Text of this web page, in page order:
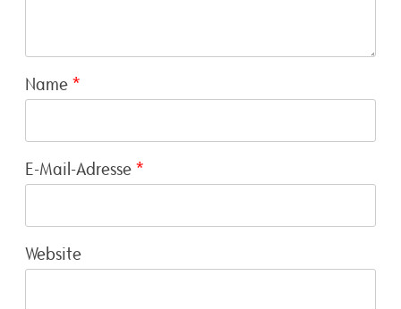
Name *
E-Mail-Adresse *
Website